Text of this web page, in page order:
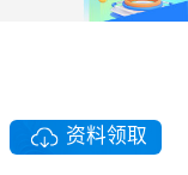
资料领取